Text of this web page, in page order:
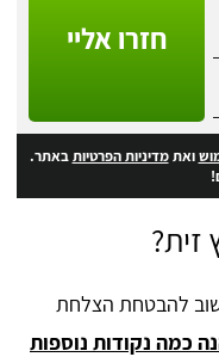
חזרו אליי
ואתמדיניות הפרטיותבאתר.
זית?
להבטחת הצלחת
כמה נקודות נוספות